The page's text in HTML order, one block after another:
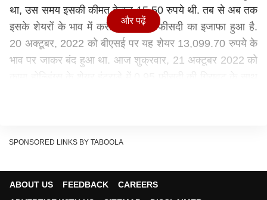
था, उस समय इसकी कीमत केवल 15.50 रुपये थी. तब से अब तक
इसके शेयरों के भाव में करीब 84,414 फीसदी का इजाफा हुआ है.
20 अक्टूबर, 2022 को बीएसई पर यह शेयर 13,099.70 रुपये के
भाव पर जाकर बंद हुआ था. आज शुक्रवार, 21 अक्‍टूबर 2022 को
थे और अपने निवेश को बरकरार रखा है, वो आज करोड़पति बनकर
और पढ़ें
SPONSORED LINKS BY TABOOLA
ABOUT US FEEDBACK
CAREERS